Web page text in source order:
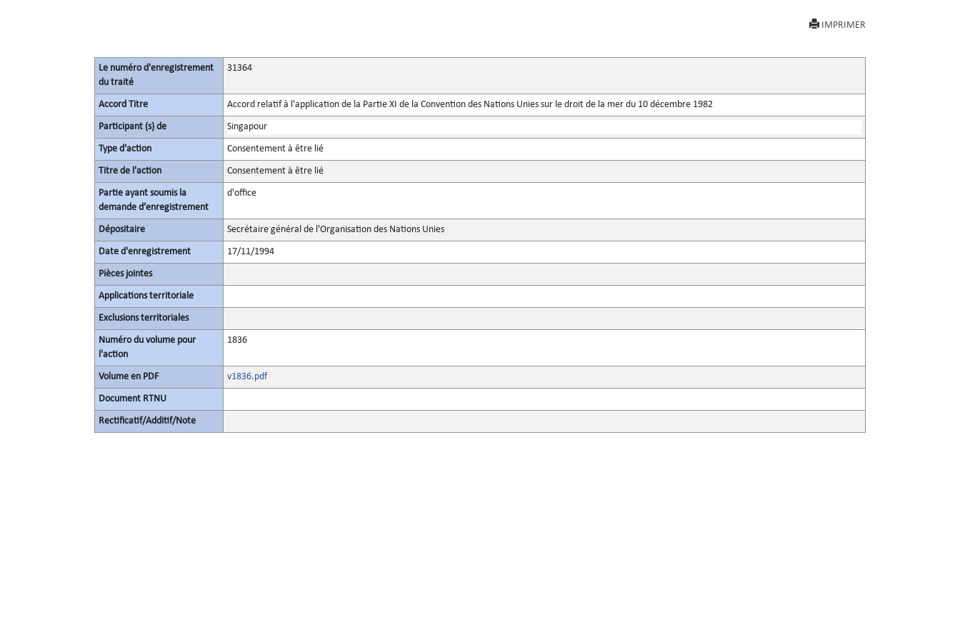
IMPRIMER
Le numéro d'enregistrement
du traité
31364
Accord Titre Accord relatif à l'application de la Partie XI de la Convention des Nations Unies sur le droit de la mer du 10 décembre 1982
Participant (s) de Singapour
Type d'action Consentement à être lié
Titre de l'action Consentement à être lié
Partie ayant soumis la
demande d’enregistrement
d'office
Dépositaire Secrétaire général de l'Organisation des Nations Unies
Date d'enregistrement 17/11/1994
Pièces jointes
Applications territoriale
Exclusions territoriales
Numéro du volume pour
l'action
1836
Volume en PDF v1836.pdf
Document RTNU
Rectificatif/Additif/Note